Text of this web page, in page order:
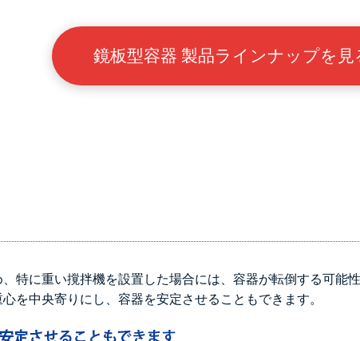
鏡板型容器 製品ラインナップを見
特に重い撹拌機を設置した場合には、容器が転倒する可能性
を中央寄りにし、容器を安定させることもできます。